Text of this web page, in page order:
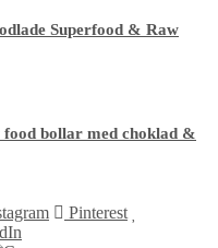
Superfood & Raw
bollar med choklad &
Pinterest